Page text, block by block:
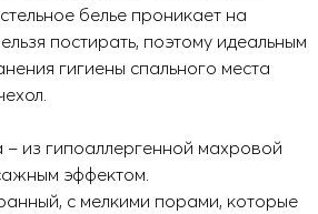
белье проникает на
постирать, поэтому идеальным
гигиены спального места
– из гипоаллергенной махровой
эффектом.
с мелкими порами, которые